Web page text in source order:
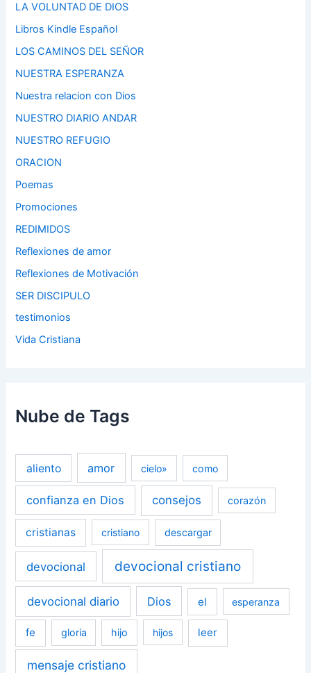
LA VOLUNTAD DE DIOS
Libros Kindle Español
LOS CAMINOS DEL SEÑOR
NUESTRA ESPERANZA
Nuestra relacion con Dios
NUESTRO DIARIO ANDAR
NUESTRO REFUGIO
ORACION
Poemas
Promociones
REDIMIDOS
Reflexiones de amor
Reflexiones de Motivación
SER DISCIPULO
testimonios
Vida Cristiana
Nube de Tags
aliento amor cielo» como
confianza en Dios consejos corazón
cristianas cristiano descargar
devocional devocional cristiano
devocional diario Dios el esperanza
fe gloria hijo hijos leer
mensaje cristiano